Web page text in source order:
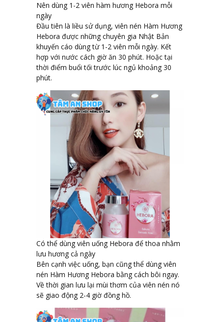
Nên dùng 1-2 viên hàm hương Hebora mỗi
ngày
Đầu tiên là liều sử dụng, viên nén Hàm Hương
Hebora được những chuyên gia Nhật Bản
khuyến cáo dùng từ 1-2 viên mỗi ngày. Kết
hợp với nước cách giờ ăn 30 phút. Hoặc tại
thời điểm buổi tối trước lúc ngủ khoảng 30
phút.
Có thể dùng viên uống Hebora để thoa nhằm
lưu hương cả ngày
Bên cạnh việc uống, bạn cũng thể dùng viên
nén Hàm Hương Hebora bằng cách bôi ngay.
Về thời gian lưu lại mùi thơm của viên nén nó
sẽ giao động 2-4 giờ đồng hồ.